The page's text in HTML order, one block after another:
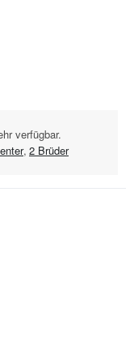
verfügbar.
, 2 Brüder